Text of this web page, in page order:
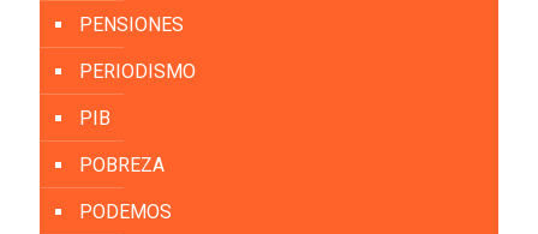
PENSIONES
PERIODISMO
PIB
POBREZA
PODEMOS